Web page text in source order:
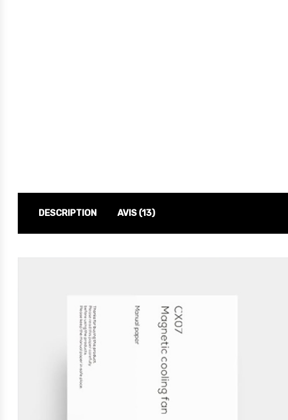
DESCRIPTION AVIS (13)